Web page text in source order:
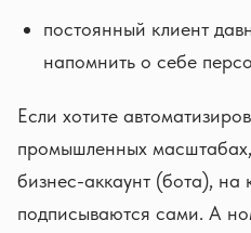
постоянный клиент
напомнить о себе
Если хотите
промышленных
бизнес-аккаунт (бота), на
подписываются сами. А